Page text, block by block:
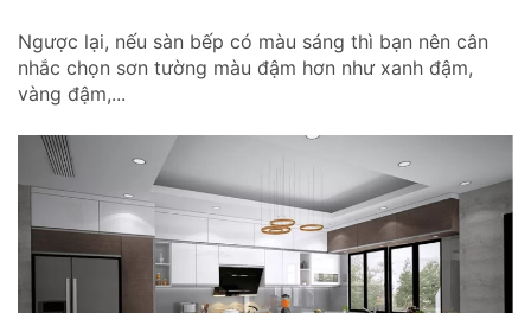
Ngược lại, nếu sàn bếp có màu sáng thì bạn nên cân
nhắc chọn sơn tường màu đậm hơn như xanh đậm,
vàng đậm,...